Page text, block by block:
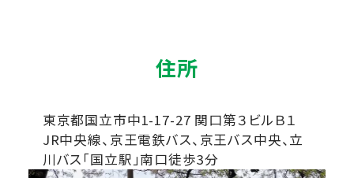
住所
東京都国立市中1-17-27 関口第３ビルＢ１
JR中央線、京王電鉄バス、京王バス中央、立
川バス「国立駅」南口徒歩3分